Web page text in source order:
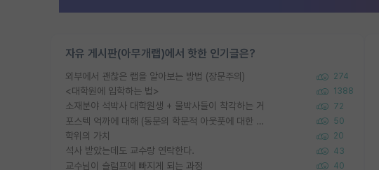
자유 게시판(아무개랩)에서 핫한 인기글은?
외부에서 괜찮은 랩을 알아보는 방법 (장문주의) 274
<대학원에 입학하는 법> 1388
소재분야 석박사 대학원생 + 물박사들이 착각하는 거 72
포스텍 억까에 대해 (동문의 학문적 아웃풋에 대한 반박) 50
학위의 가치 20
석사 받았는데도 교수랑 연락한다. 43
교수님이 슬럼프에 빠지게 되는 과정 40